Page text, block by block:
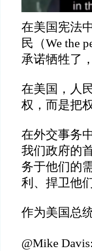
在美国宪法
民（We the
承诺牺牲了
在美国，人
权，而是把
在外交事务
我们政府的
务于他们的
利、捍卫他
作为美国总
@Mike Davis: